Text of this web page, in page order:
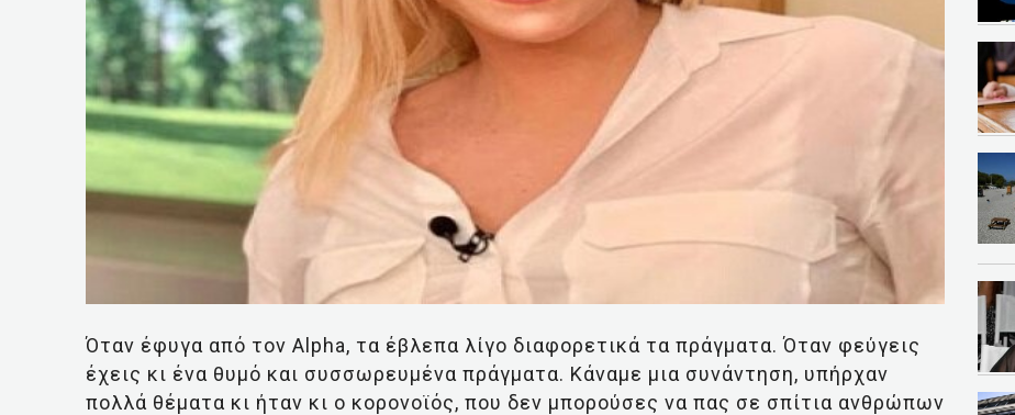
Όταν έφυγα από τον Alpha, τα έβλεπα λίγο διαφορετικά τα πράγματα. Όταν φεύγεις
έχεις κι ένα θυμό και συσσωρευμένα πράγματα. Κάναμε μια συνάντηση, υπήρχαν
πολλά θέματα κι ήταν κι ο κορονοϊός, που δεν μπορούσες να πας σε σπίτια ανθρώπων